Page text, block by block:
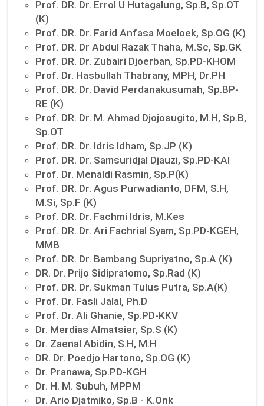
Prof. DR. Dr. Errol U Hutagalung, Sp.B, Sp.OT
(K)
Prof. DR. Dr. Farid Anfasa Moeloek, Sp.OG (K)
Prof. DR. Dr Abdul Razak Thaha, M.Sc, Sp.GK
Prof. DR. Dr. Zubairi Djoerban, Sp.PD-KHOM
Prof. Dr. Hasbullah Thabrany, MPH, Dr.PH
Prof. DR. Dr. David Perdanakusumah, Sp.BP-
RE (K)
Prof. DR. Dr. M. Ahmad Djojosugito, M.H, Sp.B,
Sp.OT
Prof. DR. Dr. Idris Idham, Sp.JP (K)
Prof. DR. Dr. Samsuridjal Djauzi, Sp.PD-KAI
Prof. Dr. Menaldi Rasmin, Sp.P(K)
Prof. DR. Dr. Agus Purwadianto, DFM, S.H,
M.Si, Sp.F (K)
Prof. DR. Dr. Fachmi Idris, M.Kes
Prof. DR. Dr. Ari Fachrial Syam, Sp.PD-KGEH,
MMB
Prof. DR. Dr. Bambang Supriyatno, Sp.A (K)
DR. Dr. Prijo Sidipratomo, Sp.Rad (K)
Prof. DR. Dr. Sukman Tulus Putra, Sp.A(K)
Prof. Dr. Fasli Jalal, Ph.D
Prof. Dr. Ali Ghanie, Sp.PD-KKV
Dr. Merdias Almatsier, Sp.S (K)
Dr. Zaenal Abidin, S.H, M.H
DR. Dr. Poedjo Hartono, Sp.OG (K)
Dr. Pranawa, Sp.PD-KGH
Dr. H. M. Subuh, MPPM
Dr. Ario Djatmiko, Sp.B - K.Onk